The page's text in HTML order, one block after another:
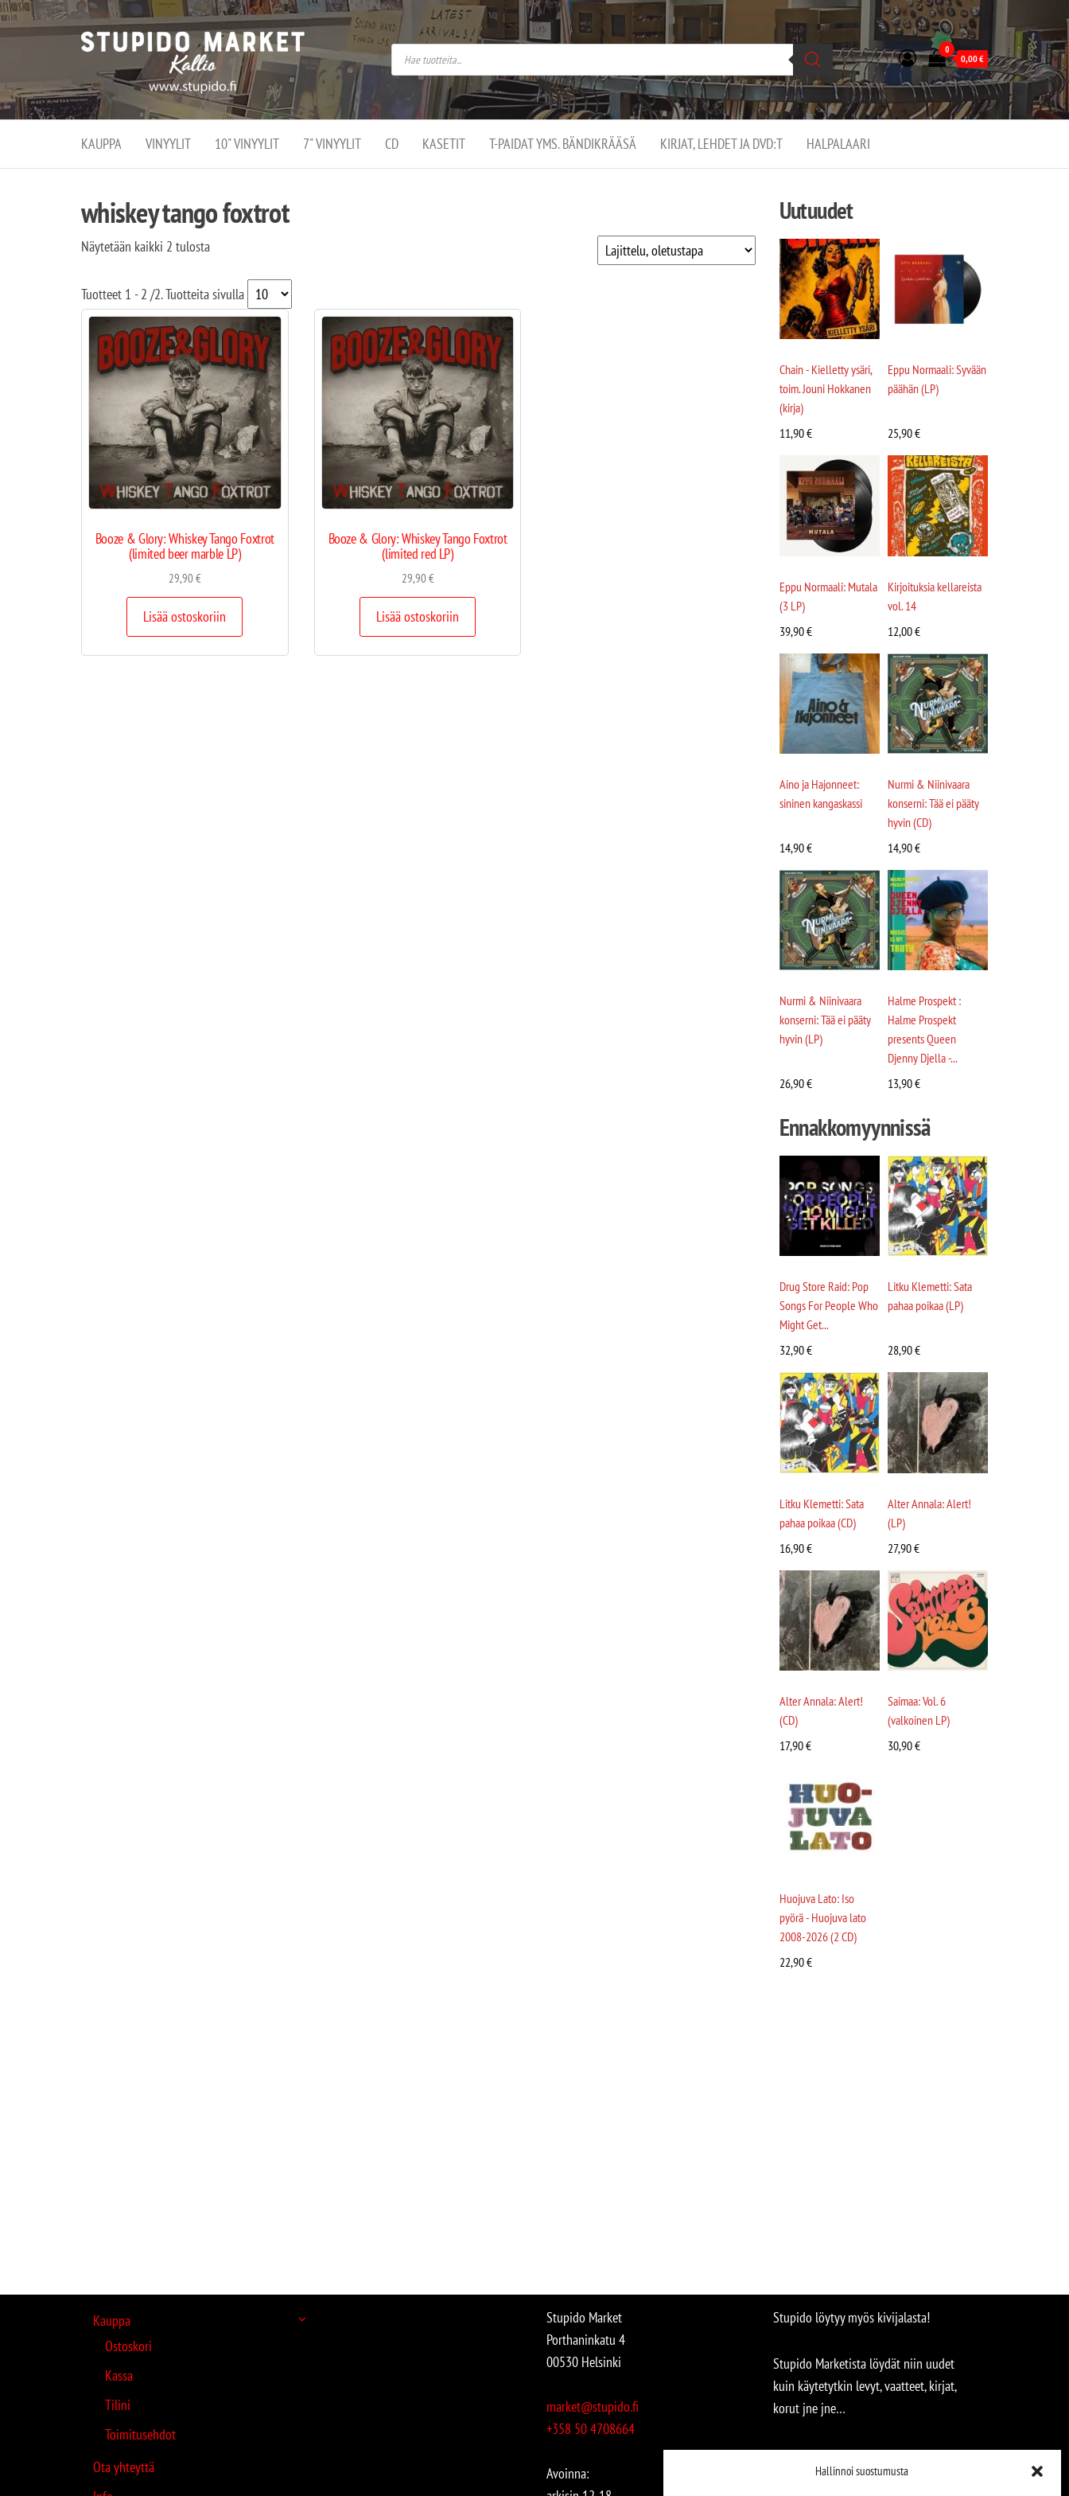
Hallinnoi suostumusta
Stupido
Market –
verkossa
ja
kivijalassa
Stupido Market on
vaihtoehtomusaan
erikoistunut
verkko- sekä
kivijalkakauppa
Helsingissä
Kallion
0
0,00€
KAUPPA VINYYLIT 10" VINYYLIT 7" VINYYLIT CD KASETIT T-PAIDAT YMS. BÄNDIKRÄÄSÄ KIRJAT, LEHDET JA DVD:T HALPALAARI
whiskey tango foxtrot
Näytetään kaikki 2 tulosta
Tuotteet 1 - 2 /2. Tuotteita sivulla
Booze & Glory: Whiskey Tango Foxtrot
(limited beer marble LP)
29,90€
Lisää ostoskoriin
Booze & Glory: Whiskey Tango Foxtrot
(limited red LP)
29,90€
Lisää ostoskoriin
Uutuudet
Chain - Kielletty ysäri,
toim. Jouni Hokkanen
(kirja)
11,90€
Eppu Normaali: Syvään
päähän (LP)
25,90€
Eppu Normaali: Mutala
(3 LP)
39,90€
Kirjoituksia kellareista
vol. 14
12,00€
Aino ja Hajonneet:
sininen kangaskassi
14,90€
Nurmi & Niinivaara
konserni: Tää ei pääty
hyvin (CD)
14,90€
Nurmi & Niinivaara
konserni: Tää ei pääty
hyvin (LP)
26,90€
Halme Prospekt :
Halme Prospekt
presents Queen
Djenny Djella -...
13,90€
Ennakkomyynnissä
Drug Store Raid: Pop
Songs For People Who
Might Get...
32,90€
Litku Klemetti: Sata
pahaa poikaa (LP)
28,90€
Litku Klemetti: Sata
pahaa poikaa (CD)
16,90€
Alter Annala: Alert!
(LP)
27,90€
Alter Annala: Alert!
(CD)
17,90€
Saimaa: Vol. 6
(valkoinen LP)
30,90€
Huojuva Lato: Iso
pyörä - Huojuva lato
2008-2026 (2 CD)
22,90€
Kauppa
Ostoskori
Kassa
Tilini
Toimitusehdot
Ota yhteyttä
Stupido Market
Porthaninkatu 4
00530 Helsinki
market@stupido.fi
+358 50 4708664
Avoinna:
Stupido löytyy myös kivijalasta!
Stupido Marketista löydät niin uudet
kuin käytetytkin levyt, vaatteet, kirjat,
korut jne jne…